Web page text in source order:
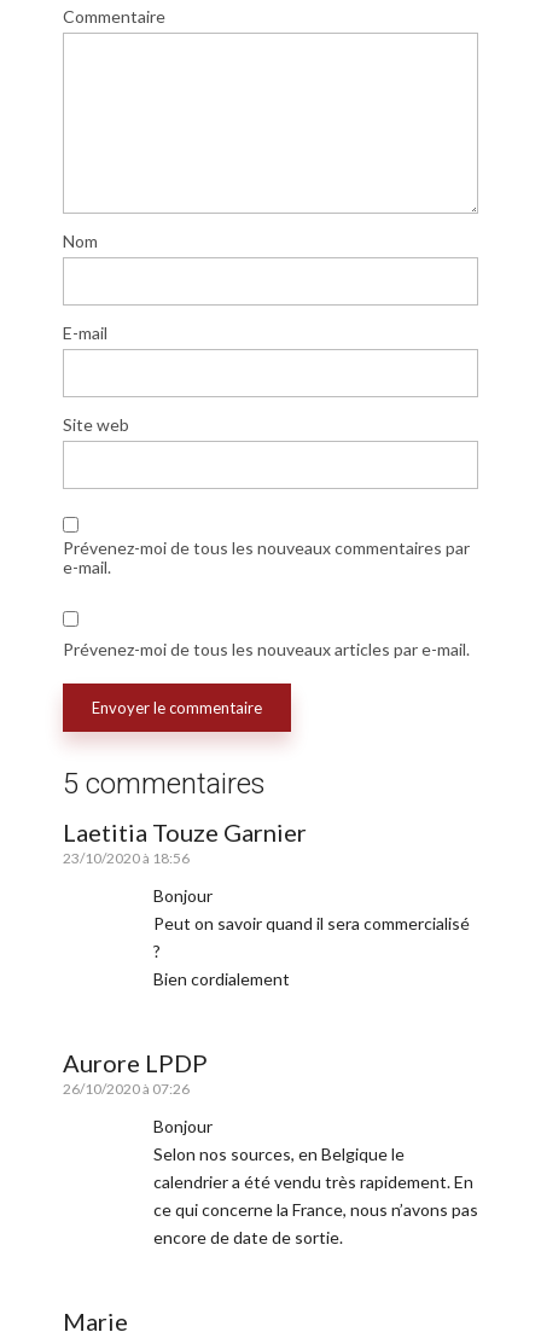
Commentaire
Nom
E-mail
Site web
Prévenez-moi de tous les nouveaux commentaires par
e-mail.
Prévenez-moi de tous les nouveaux articles par e-mail.
5 commentaires
Laetitia Touze Garnier
23/10/2020 à 18:56
Bonjour
Peut on savoir quand il sera commercialisé
?
Bien cordialement
Aurore LPDP
26/10/2020 à 07:26
Bonjour
Selon nos sources, en Belgique le
calendrier a été vendu très rapidement. En
ce qui concerne la France, nous n’avons pas
encore de date de sortie.
Marie